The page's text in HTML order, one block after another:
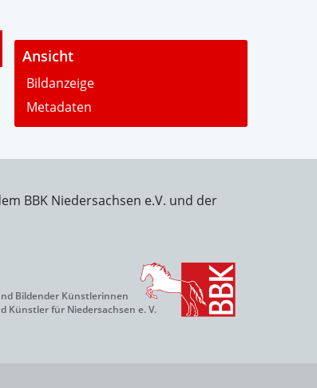
Ansicht
Bildanzeige
Metadaten
BBK Niedersachsen e.V. und der
Bildender Künstlerinnen
Künstler für Niedersachsen e. V.